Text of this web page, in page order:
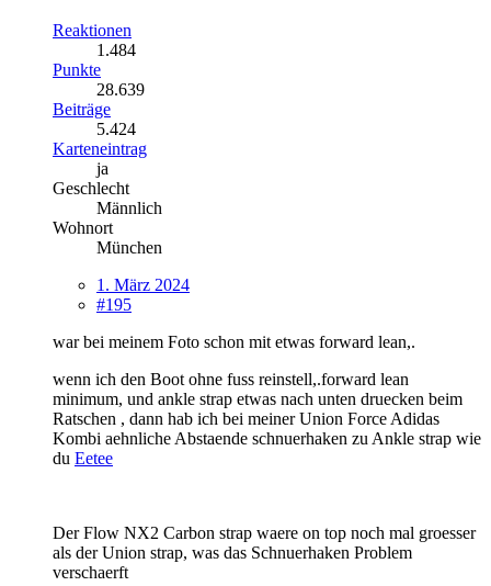
Reaktionen
1.484
Punkte
28.639
Beiträge
5.424
Karteneintrag
ja
Geschlecht
Männlich
Wohnort
München
1. März 2024
#195
war bei meinem Foto schon mit etwas forward lean,.
wenn ich den Boot ohne fuss reinstell,.forward lean
minimum, und ankle strap etwas nach unten druecken beim
Ratschen , dann hab ich bei meiner Union Force Adidas
Kombi aehnliche Abstaende schnuerhaken zu Ankle strap wie
du Eetee
Der Flow NX2 Carbon strap waere on top noch mal groesser
als der Union strap, was das Schnuerhaken Problem
verschaerft